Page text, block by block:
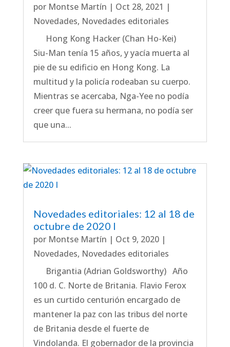
por Montse Martín | Oct 28, 2021 |
Novedades, Novedades editoriales
Hong Kong Hacker (Chan Ho-Kei)
Siu-Man tenía 15 años, y yacía muerta al
pie de su edificio en Hong Kong. La
multitud y la policía rodeaban su cuerpo.
Mientras se acercaba, Nga-Yee no podía
creer que fuera su hermana, no podía ser
que una...
Novedades editoriales: 12 al 18 de
octubre de 2020 I
por Montse Martín | Oct 9, 2020|
Novedades, Novedades editoriales
Brigantia (Adrian Goldsworthy) Año
100 d. C. Norte de Britania. Flavio Ferox
es un curtido centurión encargado de
mantener la paz con las tribus del norte
de Britania desde el fuerte de
Vindolanda. El gobernador de la provincia